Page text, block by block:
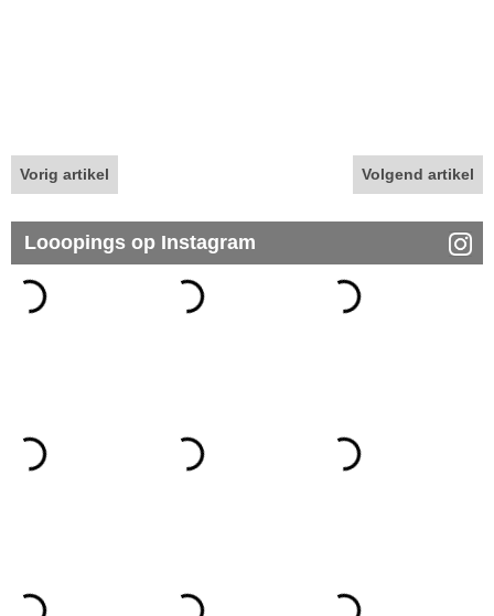
Vorig artikel Volgend artikel
Looopings op Instagram